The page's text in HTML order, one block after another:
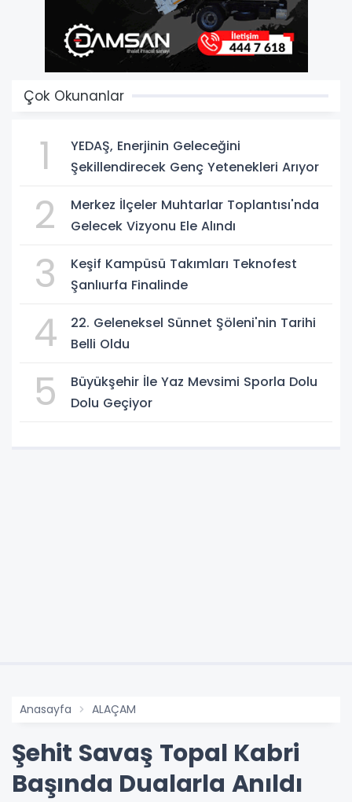
Çok Okunanlar
1
YEDAŞ, Enerjinin Geleceğini
Şekillendirecek Genç Yetenekleri Arıyor
2
Merkez İlçeler Muhtarlar Toplantısı'nda
Gelecek Vizyonu Ele Alındı
3
Keşif Kampüsü Takımları Teknofest
Şanlıurfa Finalinde
4
22. Geleneksel Sünnet Şöleni'nin Tarihi
Belli Oldu
5
Büyükşehir İle Yaz Mevsimi Sporla Dolu
Dolu Geçiyor
Anasayfa ALAÇAM
Şehit Savaş Topal Kabri
Başında Dualarla Anıldı